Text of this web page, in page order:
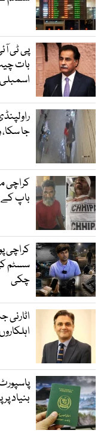
پی ٹی
بات
اسمبلی
جا
کراچی
باپ کے
کراچی
سسٹم
چکی
اٹارنی
بنیاد